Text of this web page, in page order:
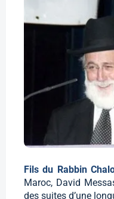
Fils du Rabbin
Maroc, David
des suites d’une